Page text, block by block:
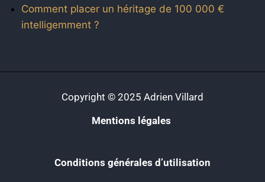
Comment placer un héritage de 100 000 €
intelligemment ?
Copyright © 2025 Adrien Villard
Mentions légales
Conditions générales d’utilisation